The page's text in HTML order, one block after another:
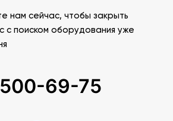
нам сейчас, чтобы закрыть
с поиском оборудования уже
69-75